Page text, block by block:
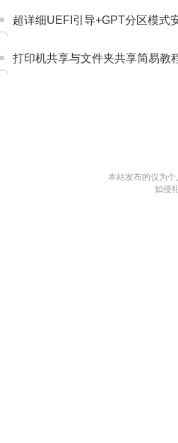
超详细UEFI引导+GPT分区模式
打印机共享与文件夹共享简易教
本站发布的仅为
如侵